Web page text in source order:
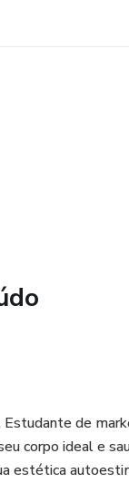
Estudante de
corpo ideal e
estética